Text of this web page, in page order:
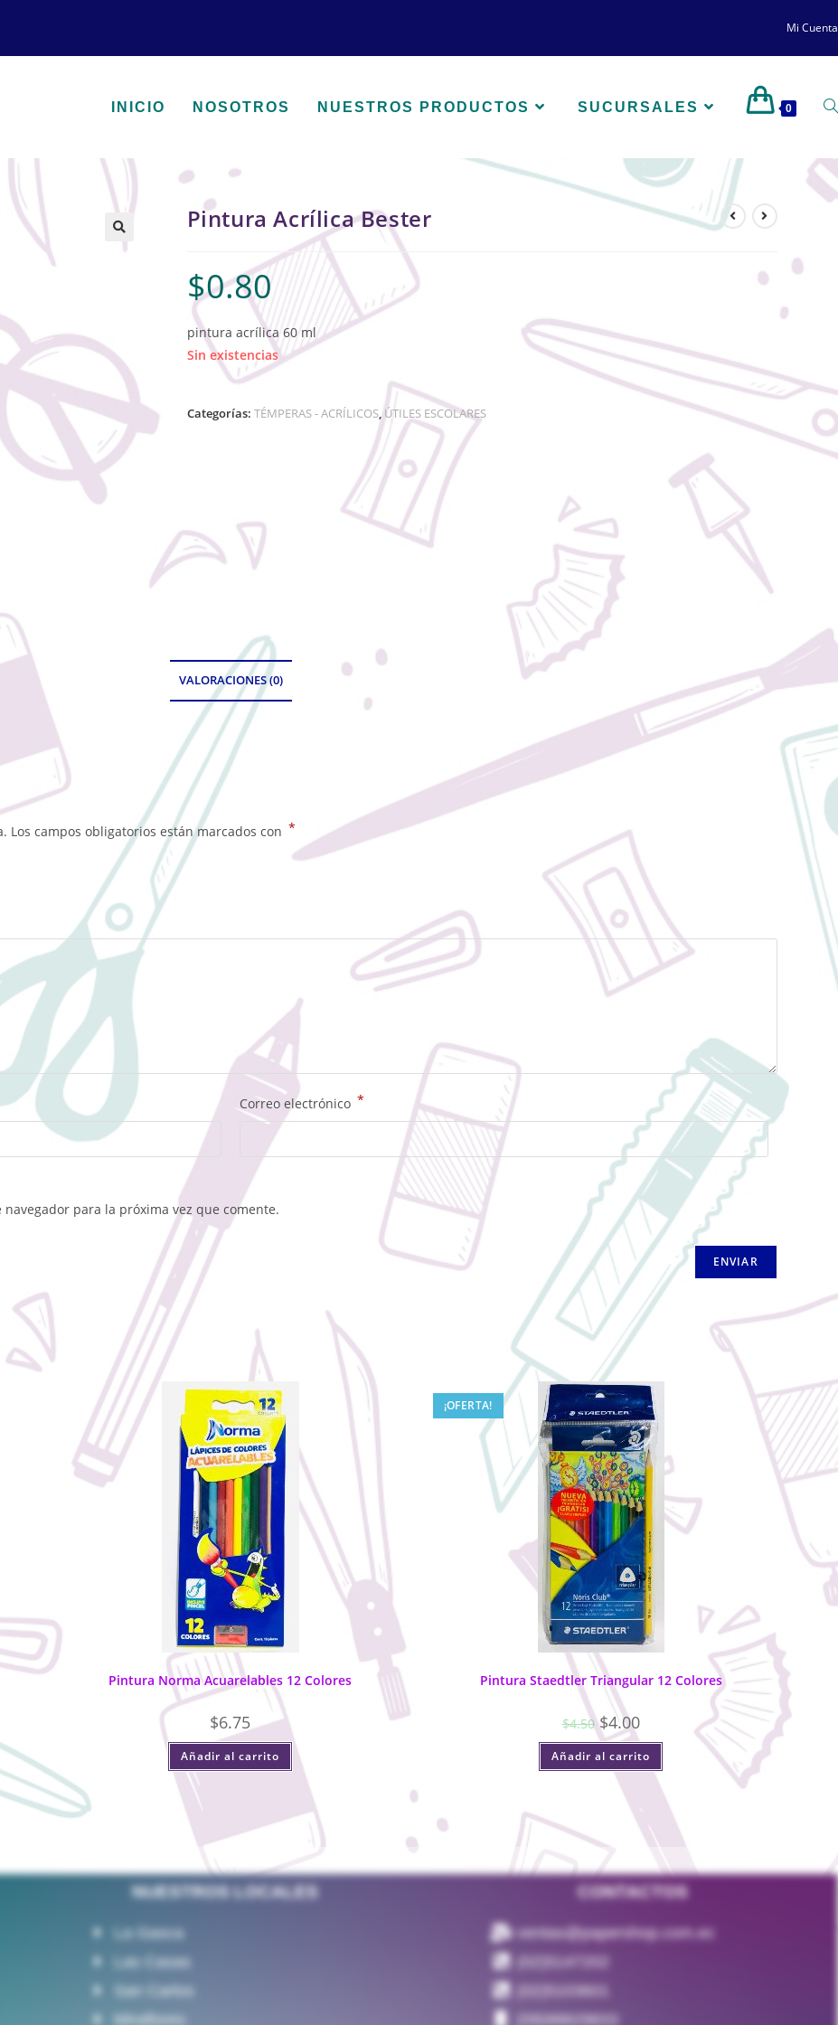
Mi Cuenta
INICIO NOSOTROS NUESTROS PRODUCTOS SUCURSALES 0
🔍
Pintura Acrílica Bester
$0.80
pintura acrílica 60 ml
Sin existencias
Categorías: TÉMPERAS - ACRÍLICOS,ÚTILES ESCOLARES
VALORACIONES (0)
Los campos obligatorios están marcados con *
Correo electrónico *
para la próxima vez que comente.
Pintura Norma Acuarelables 12 Colores
$6.75
Añadir al carrito
¡OFERTA!
Pintura Staedtler Triangular 12 Colores
$4.50 $4.00
Añadir al carrito
NUESTROS LOCALES
La Gasca
Las Casas
San Carlos
Miraflores
CONTACTOS
ventas@papershop.com.ec
(02)5147202
(02)5103601
(09)98829833